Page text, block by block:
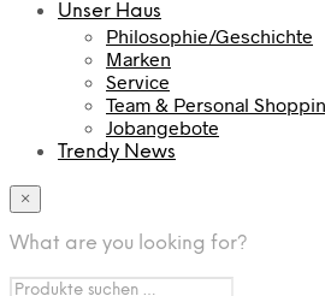
Unser Haus
Philosophie/Geschichte
Marken
Service
Team & Personal
Jobangebote
Trendy News
×
What are you looking for?